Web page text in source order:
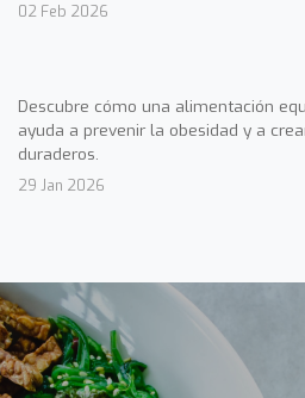
02 Feb 2026
Descubre cómo una alimentación
ayuda a prevenir la obesidad y a
duraderos.
29 Jan 2026